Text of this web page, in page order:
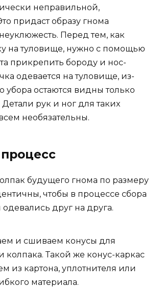
неправильной,
придаст образу гнома
Перед тем, как
на туловище, нужно с помощью
прикрепить бороду и нос-
одевается на туловище, из-
убора остаются видны только
рук и ног для таких
необязательны.
будущего гнома по размеру
чтобы в процессе сбора
друг на друга.
и сшиваем конусы для
колпака. Такой же конус-каркас
из картона, уплотнителя или
материала.